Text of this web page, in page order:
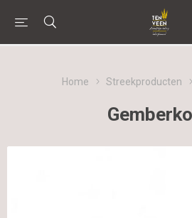
Home Streekproducten